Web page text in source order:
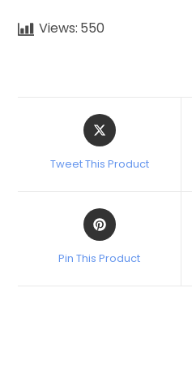
Views: 550
Tweet This Product
Pin This Product